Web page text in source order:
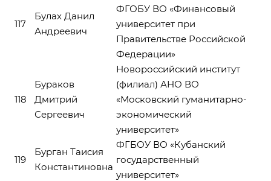
117
Булах Данил
Андреевич
ФГОБУ ВО «Финансовый
университет при
Правительстве Российской
Федерации»
118
Бураков
Дмитрий
Сергеевич
Новороссийский институт
(филиал) АНО ВО
«Московский гуманитарно-
экономический
университет»
119
Бурган Таисия
Константиновна
ФГБОУ ВО «Кубанский
государственный
университет»